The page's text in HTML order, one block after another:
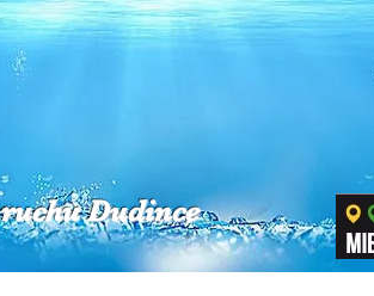
leto
Dudince